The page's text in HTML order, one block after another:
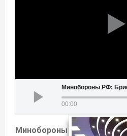
Минобороны РФ: Брифинг на тему
00:00
Минобороны